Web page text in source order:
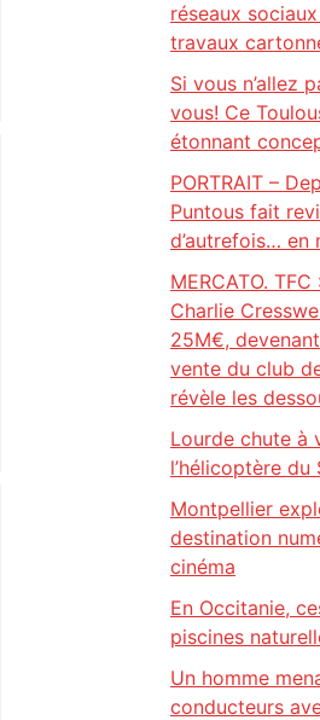
réseaux
travaux
Si vous n’allez
vous! Ce
étonnant
PORTRAIT –
Puntous fait
d’autrefois… en
MERCATO.
Charlie
25M€,
vente du club
révèle les
Lourde chute à
l’hélicoptère du
Montpellier
destination
cinéma
En Occitanie,
piscines
Un homme
conducteurs